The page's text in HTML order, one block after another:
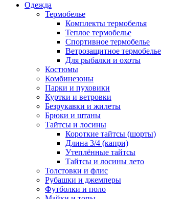
Одежда
Термобелье
Комплекты термобелья
Теплое термобелье
Спортивное термобелье
Ветрозащитное термобелье
Для рыбалки и охоты
Костюмы
Комбинезоны
Парки и пуховики
Куртки и ветровки
Безрукавки и жилеты
Брюки и штаны
Тайтсы и лосины
Короткие тайтсы (шорты)
Длина 3/4 (капри)
Утеплённые тайтсы
Тайтсы и лосины лето
Толстовки и флис
Рубашки и джемперы
Футболки и поло